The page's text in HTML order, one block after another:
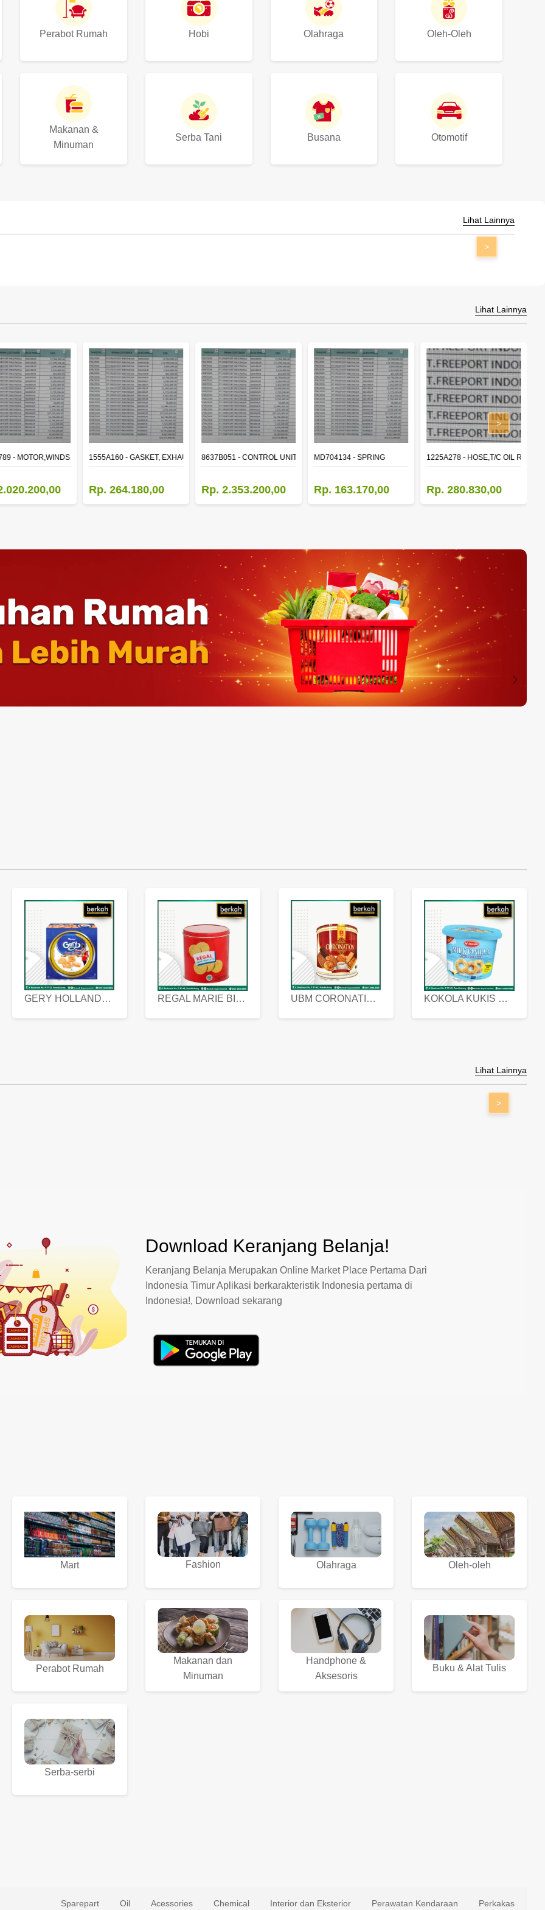
Perabot Rumah Hobi Olahraga Oleh-Oleh
Makanan &
Minuman
Serba Tani Busana Otomotif
Lihat Lainnya
>
Lihat Lainnya
- MOTOR,WINDSHIELD WIPER1555A160 - GASKET, EXHAUST MANIFOLD
Rp. 264.180,00
8637B051 - CONTROL UNIT,TIME & ALARM
Rp. 2.353.200,00
MD704134 - SPRING
Rp. 163.170,00
1225A278 - HOSE,T/C OIL
Rp. 280.830,00
>
GERY HOLLANDA BUTTER COOKIES 450 GRAM REGAL MARIE BISCUIT KALENG 550 GRAM UBM CORONATION ASSORTED BISKUIT KALENG 450 GRAM KOKOLA KUKIS HYGIENIC MILK VANILLA PACK 320 GR
Lihat Lainnya
>
Download Keranjang Belanja!
Keranjang Belanja Merupakan Online Market Place Pertama Dari
Indonesia Timur Aplikasi berkarakteristik Indonesia pertama di
Indonesia!, Download sekarang
Mart Fashion Olahraga Oleh-oleh
Perabot Rumah
Makanan dan
Minuman
Handphone &
Aksesoris
Buku & Alat Tulis
Serba-serbi
Sparepart Oil Acessories Chemical Interior dan Eksterior Perawatan Kendaraan Perkakas